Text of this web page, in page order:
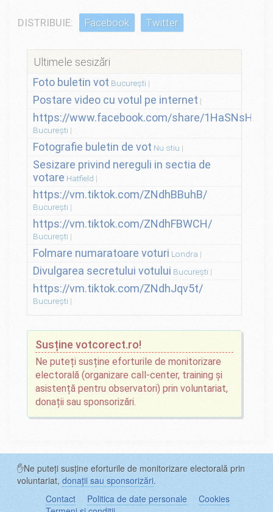
DISTRIBUIE: Facebook Twitter
Ultimele sesizări
Foto buletin vot București
Postare video cu votul pe internet
https://www.facebook.com/share/
București
Fotografie buletin de vot Nu stiu
Sesizare privind nereguli in sectia de
votare Hatfield
https://vm.tiktok.com/ZNdhBBuhB/
București
https://vm.tiktok.com/ZNdhFBWCH/
București
Folmare numaratoare voturi Londra
Divulgarea secretului votului București
https://vm.tiktok.com/ZNdhJqv5t/
București
Susține votcorect.ro!
Ne puteți susține eforturile de monitorizare
electorală (organizare call-center, training și
asistență pentru observatori) prin voluntariat,
donații sau sponsorizări.
✋Ne puteți susține eforturile de monitorizare electorală prin
voluntariat, donații sau sponsorizări.
Contact
Politica de date personale
Cookies